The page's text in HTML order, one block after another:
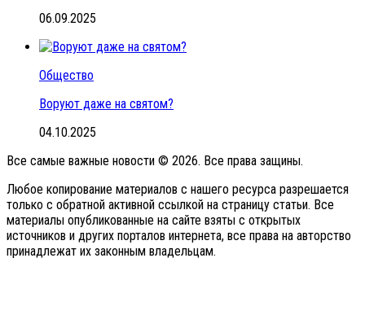
06.09.2025
Общество
Воруют даже на святом?
04.10.2025
Все самые важные новости © 2026. Все права защины.
Любое копирование материалов с нашего ресурса разрешается
только с обратной активной ссылкой на страницу статьи. Все
материалы опубликованные на сайте взяты с открытых
источников и других порталов интернета, все права на авторство
принадлежат их законным владельцам.